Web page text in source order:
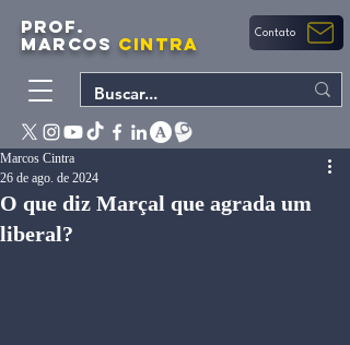
PROF.
MARCOS CINTRA Contato
O que diz Marçal que agrada um
liberal?
Marcos Cintra
26 de ago. de 2024